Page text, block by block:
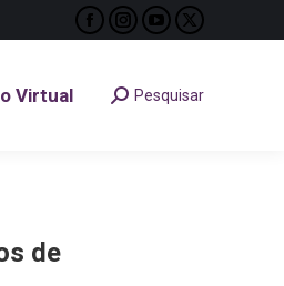
Facebook
opens
Instagram
opens
YouTube
opens
X
opens
Virtual Search:Pesquisar
de
Virtual Search:
Pesquisar